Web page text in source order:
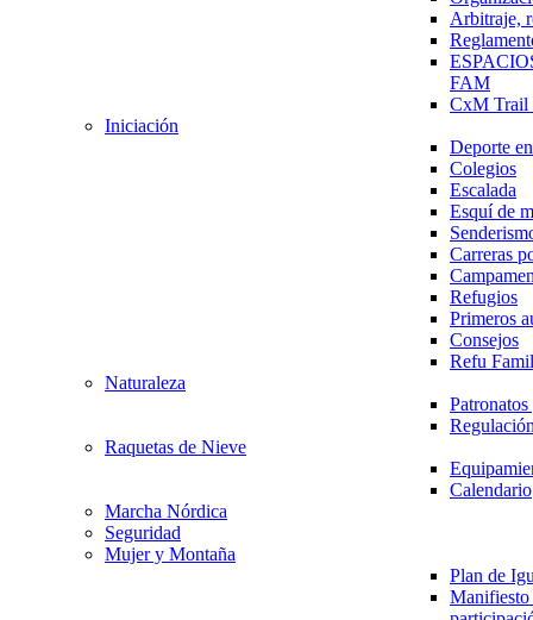
Arbitraje,
FAM
CxM
Iniciación
Deporte
Colegios
Escalada
Esquí de
Carreras
Refugios
Primeros
Consejos
Refu
Naturaleza
Raquetas de Nieve
Calendario
Marcha Nórdica
Seguridad
Mujer y Montaña
Plan de